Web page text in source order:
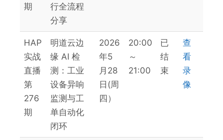
期
行全流程
分享
HAP
实战
直播
第
276
期
明道云边
缘 AI 检
测：工业
设备异响
监测与工
单自动化
闭环
2026
年5
月28
日(周
四）
20:00
～
21:00
已
结
束
查
看
录
像